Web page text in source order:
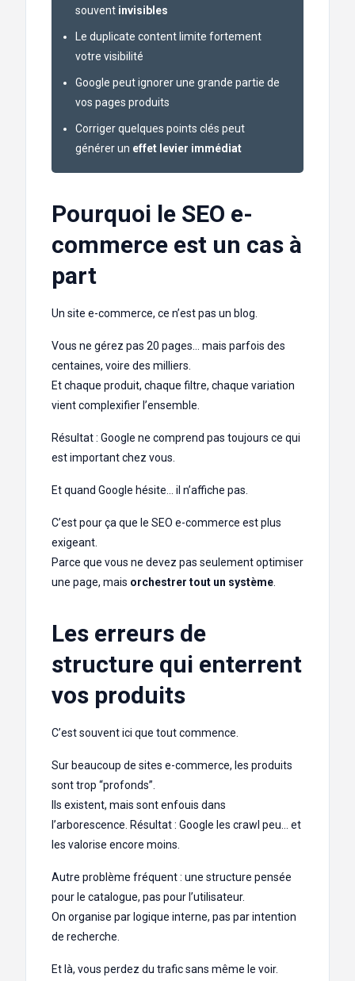
souvent invisibles
Le duplicate content limite fortement
votre visibilité
Google peut ignorer une grande partie de
vos pages produits
Corriger quelques points clés peut
générer un effet levier immédiat
Pourquoi le SEO e-
commerce est un cas à
part
Un site e-commerce, ce n’est pas un blog.
Vous ne gérez pas 20 pages… mais parfois des
centaines, voire des milliers.
Et chaque produit, chaque filtre, chaque variation
vient complexifier l’ensemble.
Résultat : Google ne comprend pas toujours ce qui
est important chez vous.
Et quand Google hésite… il n’affiche pas.
C’est pour ça que le SEO e-commerce est plus
exigeant.
Parce que vous ne devez pas seulement optimiser
une page, mais orchestrer tout un système
Les erreurs de
structure qui enterrent
vos produits
C’est souvent ici que tout commence.
Sur beaucoup de sites e-commerce, les produits
sont trop “profonds”.
Ils existent, mais sont enfouis dans
l’arborescence. Résultat : Google les crawl peu… et
les valorise encore moins.
Autre problème fréquent : une structure pensée
pour le catalogue, pas pour l’utilisateur.
On organise par logique interne, pas par intention
de recherche.
Et là, vous perdez du trafic sans même le voir.